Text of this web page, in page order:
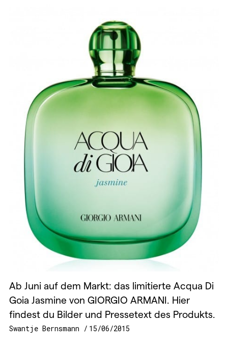
Ab Juni auf dem Markt: das limitierte Acqua Di
Goia Jasmine von GIORGIO ARMANI. Hier
findest du Bilder und Pressetext des Produkts.
Swantje Bernsmann 15/06/2015